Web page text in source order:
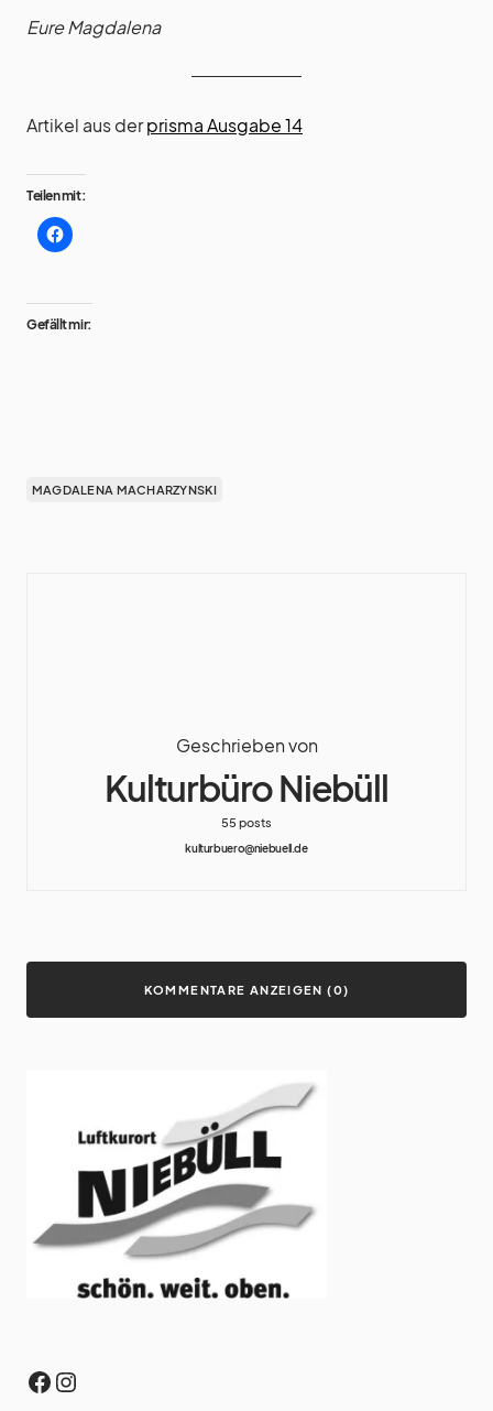
Eure Magdalena
Artikel aus derprisma Ausgabe 14
Teilen mit:
Gefällt mir:
MAGDALENA MACHARZYNSKI
Geschrieben von
Kulturbüro Niebüll
55 posts
kulturbuero@niebuell.de
KOMMENTARE ANZEIGEN (0)